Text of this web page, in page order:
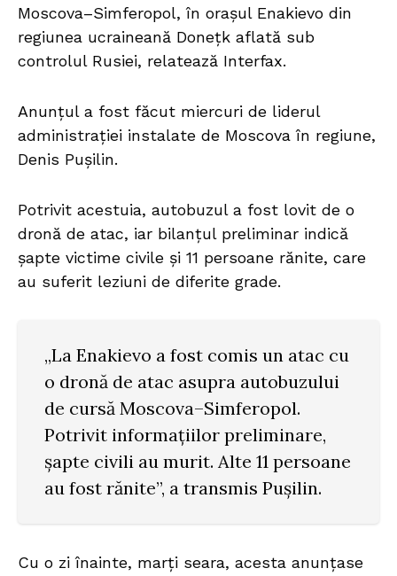
Moscova–Simferopol, în orașul Enakievo din
regiunea ucraineană Donețk aflată sub
controlul Rusiei, relatează Interfax.
Anunțul a fost făcut miercuri de liderul
administrației instalate de Moscova în regiune,
Denis Pușilin.
Potrivit acestuia, autobuzul a fost lovit de o
dronă de atac, iar bilanțul preliminar indică
șapte victime civile și 11 persoane rănite, care
au suferit leziuni de diferite grade.
„La Enakievo a fost comis un atac cu
o dronă de atac asupra autobuzului
de cursă Moscova–Simferopol.
Potrivit informațiilor preliminare,
șapte civili au murit. Alte 11 persoane
au fost rănite”, a transmis Pușilin.
Cu o zi înainte, marți seara, acesta anunțase